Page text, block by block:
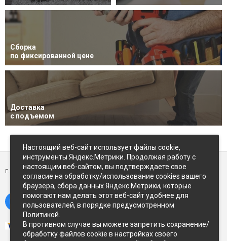
Сборка
по фиксированной цене
Доставка
с подъемом
г. Петропавловск-Камчатский,ул Восточное-шоссе, д.5
Настоящий веб-сайт использует файлы cookie,
инструменты Яндекс.Метрики. Продолжая работу с
настоящим веб-сайтом, вы подтверждаете свое
согласие на обработку/использование cookies вашего
браузера, сбора данных Яндекс.Метрики, которые
помогают нам делать этот веб-сайт удобнее для
пользователей, в порядке предусмотренном
Политикой.
В противном случае вы можете запретить сохранение/
обработку файлов cookie в настройках своего